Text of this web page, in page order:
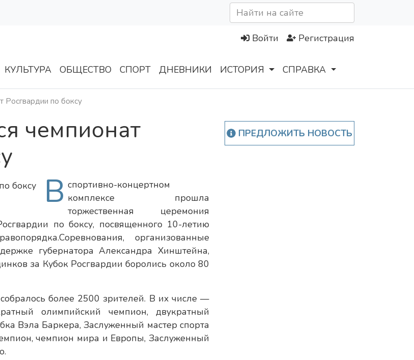
Войти Регистрация
КУЛЬТУРА ОБЩЕСТВО СПОРТ ДНЕВНИКИ ИСТОРИЯ СПРАВКА
Росгвардии по боксу
чемпионат
В спортивно-концертном
комплексе прошла
торжественная церемония
по боксу, посвященного 10-летию
организованные
губернатора Александра Хинштейна,
за Кубок Росгвардии боролись около 80
более 2500 зрителей. В их числе —
олимпийский чемпион, двукратный
Вэла Баркера, Заслуженный мастер спорта
чемпион мира и Европы, Заслуженный
ПРЕДЛОЖИТЬ НОВОСТЬ